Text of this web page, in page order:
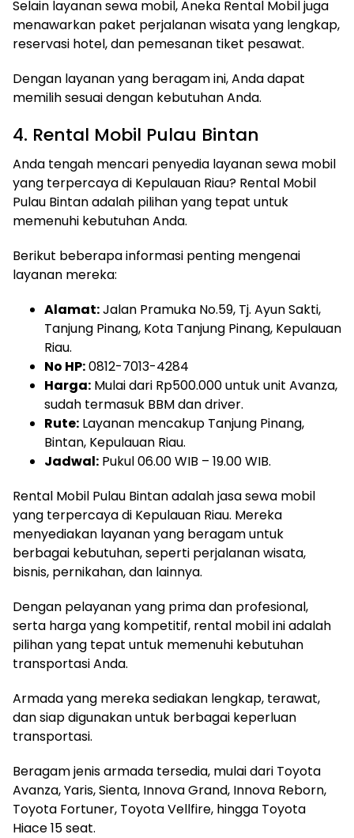
Selain layanan sewa mobil, Aneka Rental Mobil juga
menawarkan paket perjalanan wisata yang lengkap,
reservasi hotel, dan pemesanan tiket pesawat.
Dengan layanan yang beragam ini, Anda dapat
memilih sesuai dengan kebutuhan Anda.
4. Rental Mobil Pulau Bintan
Anda tengah mencari penyedia layanan sewa mobil
yang terpercaya di Kepulauan Riau? Rental Mobil
Pulau Bintan adalah pilihan yang tepat untuk
memenuhi kebutuhan Anda.
Berikut beberapa informasi penting mengenai
layanan mereka:
Alamat:Jalan Pramuka No.59, Tj. Ayun Sakti,
Tanjung Pinang, Kota Tanjung Pinang, Kepulauan
Riau.
No HP:0812-7013-4284
Harga: Mulai dari Rp500.000 untuk unit Avanza,
sudah termasuk BBM dan driver.
Rute: Layanan mencakup Tanjung Pinang,
Bintan, Kepulauan Riau.
Jadwal: Pukul 06.00 WIB – 19.00 WIB.
Rental Mobil Pulau Bintan adalah jasa sewa mobil
yang terpercaya di Kepulauan Riau. Mereka
menyediakan layanan yang beragam untuk
berbagai kebutuhan, seperti perjalanan wisata,
bisnis, pernikahan, dan lainnya.
Dengan pelayanan yang prima dan profesional,
serta harga yang kompetitif, rental mobil ini adalah
pilihan yang tepat untuk memenuhi kebutuhan
transportasi Anda.
Armada yang mereka sediakan lengkap, terawat,
dan siap digunakan untuk berbagai keperluan
transportasi.
Beragam jenis armada tersedia, mulai dari Toyota
Avanza, Yaris, Sienta, Innova Grand, Innova Reborn,
Toyota Fortuner, Toyota Vellfire, hingga Toyota
Hiace 15 seat.